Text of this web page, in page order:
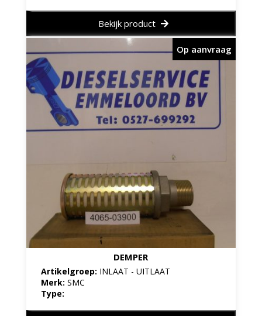
Bekijk product
DEMPER
Artikelgroep: INLAAT - UITLAAT
Merk: SMC
Type:
Op aanvraag